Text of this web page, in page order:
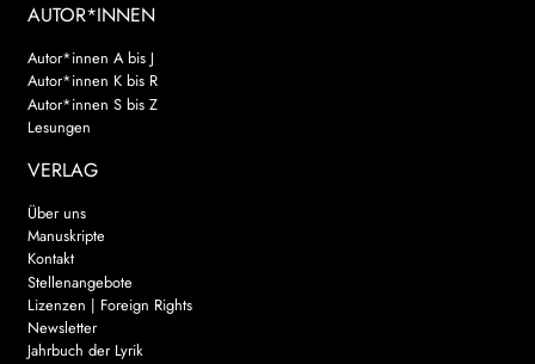
AUTOR*INNEN
Autor*innen A bis J
Autor*innen K bis R
Autor*innen S bis Z
Lesungen
VERLAG
Über uns
Manuskripte
Kontakt
Stellenangebote
Lizenzen | Foreign Rights
Newsletter
Jahrbuch der Lyrik